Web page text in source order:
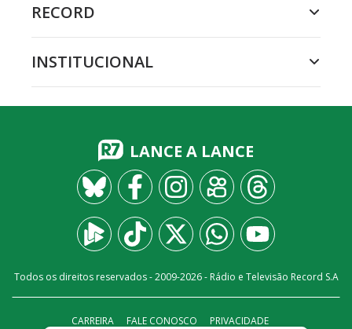
RECORD
INSTITUCIONAL
LANCE A LANCE
Todos os direitos reservados - 2009-2026- Rádio e Televisão Record S.A
CARREIRA FALE CONOSCO PRIVACIDADE